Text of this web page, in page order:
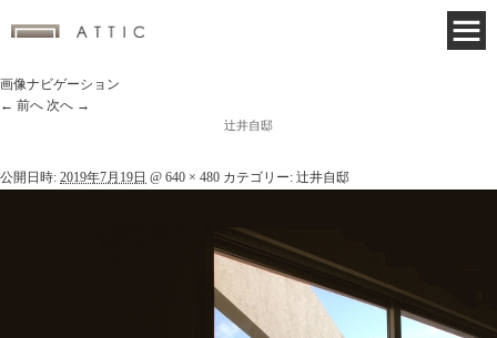
画像ナビゲーション
← 前へ 次へ →
辻井自邸
公開日時: 2019年7月19日 @ 640 × 480 カテゴリー: 辻井自邸